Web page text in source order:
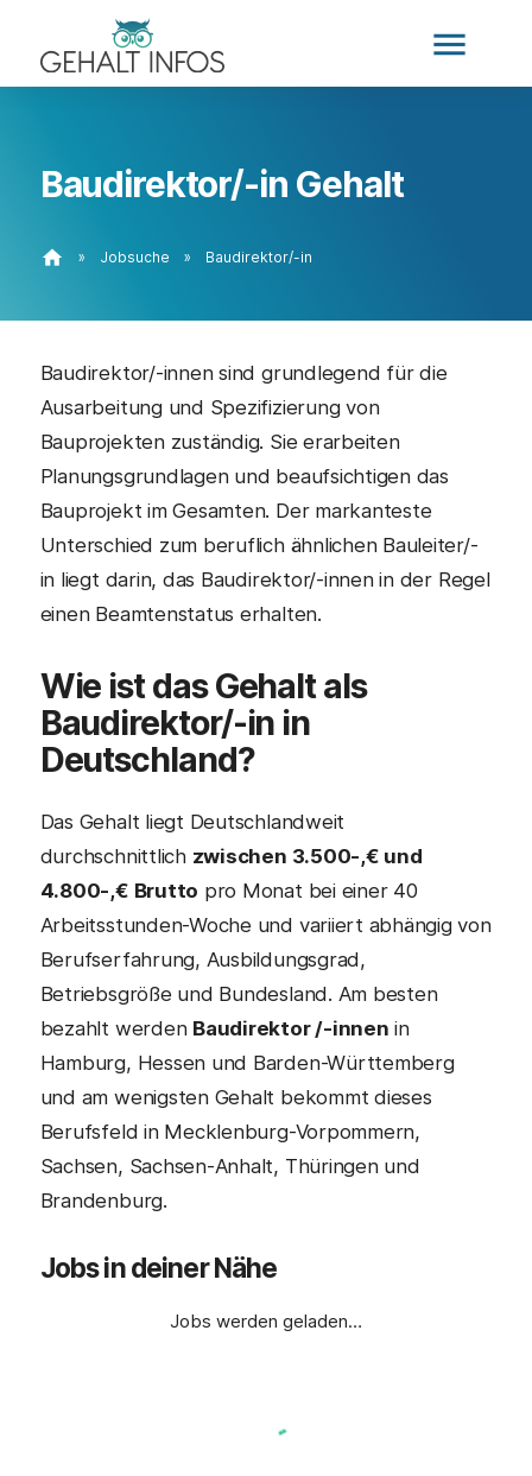
menu
Baudirektor/-in Gehalt
home » Jobsuche » Baudirektor/-in
Baudirektor/-innen sind grundlegend für die
Ausarbeitung und Spezifizierung von
Bauprojekten zuständig. Sie erarbeiten
Planungsgrundlagen und beaufsichtigen das
Bauprojekt im Gesamten. Der markanteste
Unterschied zum beruflich ähnlichen Bauleiter/-
in liegt darin, das Baudirektor/-innen in der Regel
einen Beamtenstatus erhalten.
Wie ist das Gehalt als
Baudirektor/-in in
Deutschland?
Das Gehalt liegt Deutschlandweit
durchschnittlich zwischen 3.500-,€ und
4.800-,€ Brutto pro Monat bei einer 40
Arbeitsstunden-Woche und variiert abhängig von
Berufserfahrung, Ausbildungsgrad,
Betriebsgröße und Bundesland. Am besten
bezahlt werden Baudirektor /-innen in
Hamburg, Hessen und Barden-Württemberg
und am wenigsten Gehalt bekommt dieses
Berufsfeld in Mecklenburg-Vorpommern,
Sachsen, Sachsen-Anhalt, Thüringen und
Brandenburg.
Jobs in deiner Nähe
Jobs werden geladen…